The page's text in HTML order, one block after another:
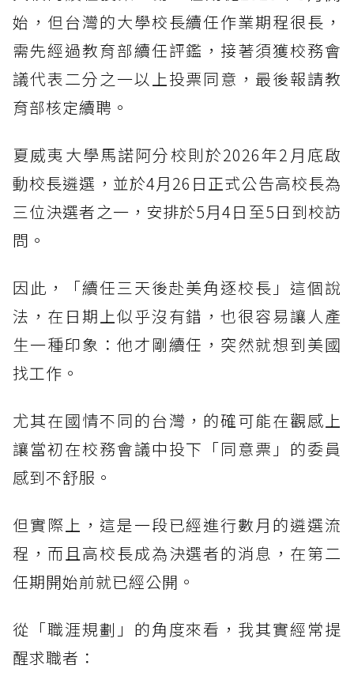
始，但台灣的大學校長續任作業期程很長，
需先經過教育部續任評鑑，接著須獲校務會
議代表二分之一以上投票同意，最後報請教
育部核定續聘。
夏威夷大學馬諾阿分校則於2026年2月底啟
動校長遴選，並於4月26日正式公告高校長為
三位決選者之一，安排於5月4日至5日到校訪
問。
因此，「續任三天後赴美角逐校長」這個說
法，在日期上似乎沒有錯，也很容易讓人產
生一種印象：他才剛續任，突然就想到美國
找工作。
尤其在國情不同的台灣，的確可能在觀感上
讓當初在校務會議中投下「同意票」的委員
感到不舒服。
但實際上，這是一段已經進行數月的遴選流
程，而且高校長成為決選者的消息，在第二
任期開始前就已經公開。
從「職涯規劃」的角度來看，我其實經常提
醒求職者：